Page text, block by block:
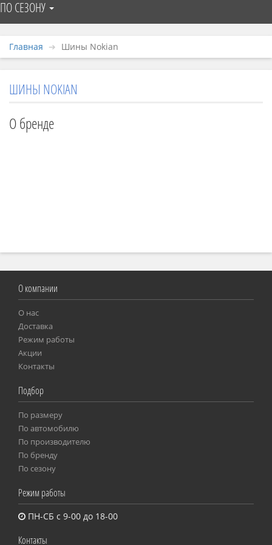
ПО СЕЗОНУ
Главная Шины Nokian
ШИНЫ NOKIAN
О бренде
О компании
О нас
Доставка
Режим работы
Акции
Контакты
Подбор
По размеру
Пo автомобилю
По производителю
По бренду
По сезону
Режим работы
ПН-СБ с 9-00 до 18-00
Контакты